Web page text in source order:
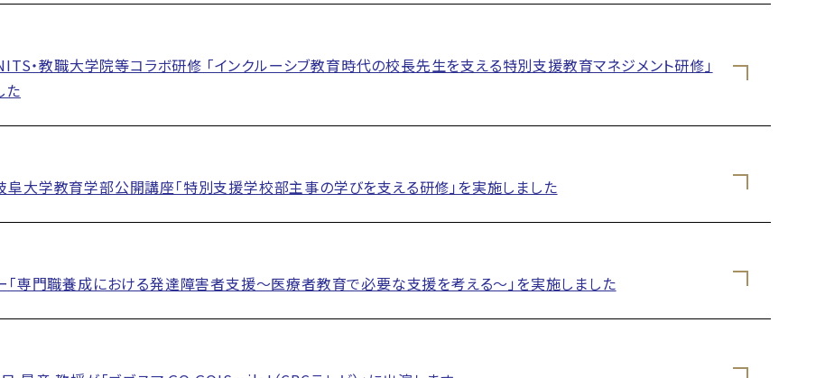
・教職大学院等コラボ研修 「インクルーシブ教育時代の校長先生を支える特別支援教育マネジメント研修」
た
阜大学教育学部公開講座「特別支援学校部主事の学びを支える研修」を実施しました
「専門職養成における発達障害者支援〜医療者教育で必要な支援を考える〜」を実施しました